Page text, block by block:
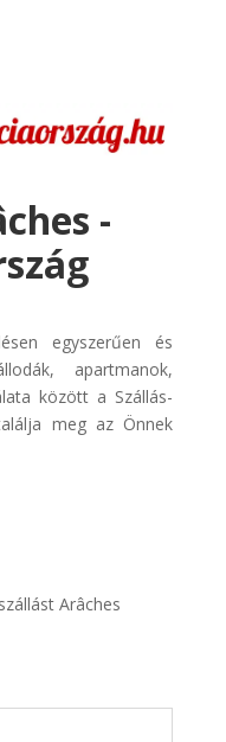
-
egyszerűen és
apartmanok,
között a Szállás-
meg az Önnek
Arâches